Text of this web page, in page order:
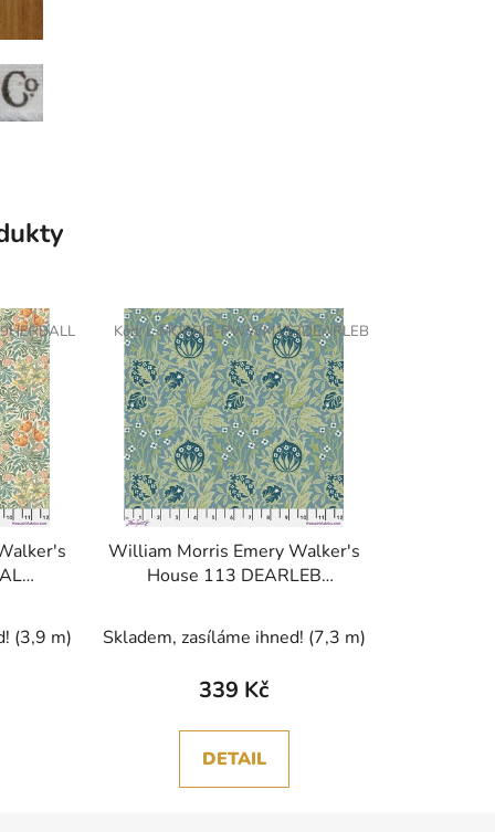
(3,9 m)
William Morris Emery Walker's
House 113 DEARLEB
Skladem, zasíláme ihned! (7,3 m)
339 Kč
DETAIL
Kód:L-MORRIS-PWWM113DEARLEB